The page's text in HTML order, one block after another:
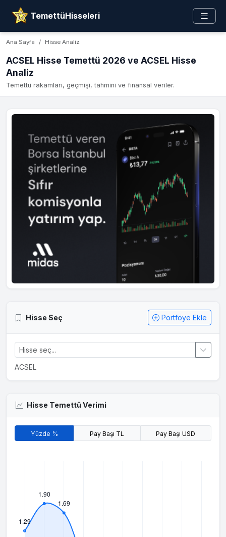
TemettüHisseleri
Ana Sayfa Hisse Analiz
ACSEL Hisse Temettü 2026 ve ACSEL Hisse
Analiz
Temettü rakamları, geçmişi, tahmini ve finansal veriler.
Hisse Seç Portföye Ekle
ACSEL
Hisse Temettü Verimi
Yüzde % Pay Başı TL Pay Başı USD